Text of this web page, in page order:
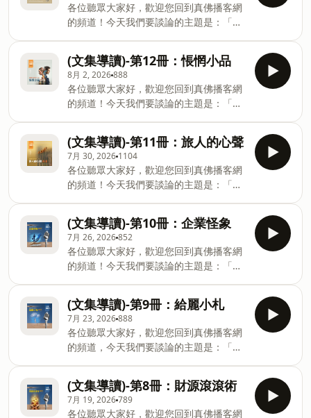
各位聽眾大家好，歡迎您回到真佛播客網
的頻道！今天我們要談論的主題是：「蓮
下》」這本書的導讀。在人際關係緊密卻
又疏離的現代，您是否渴望有一位能聽懂
靈魂語言的傾聽者？本書源自三百二十九
封真摯的通信，是一場關於夢想、孤獨與
生命本質的深刻對話。在本集節目中，我
們將與您分享：距離與交心的智慧：探討
人際關係中的「距離美學」，學會真誠交
流。接納生命的缺陷美：打破完美的迷
思，在痛苦與掙扎中體會真實的價值。孤
獨中的自我堅持：面對誤解與冷漠，如何
力量，看見真正的人生風景。關於本書更
多深入的介紹，連結請按此。若想深入了
解這本書完整內容，請上「真佛般若藏」
網站線上閱讀。(前往真佛般若藏)。
(文集導讀)-第12冊：悵惘小品
8月 2, 2026888
各位聽眾大家好，歡迎您回到真佛播客網
的頻道！今天我們要談論的主題是：「蓮
品》」這本書的導讀。在這個鼓吹正向思
考的喧囂世界裡，我們往往不知該如何安
放內心的失落與迷惘。本書是一份真誠的
靈魂手記，教導我們如何坦然面對生命的
缺憾，並將憂愁轉化為內心的智慧。在本
集節目中，我們將與您分享：坦率告白的
力量：不迴避痛苦，將負面情緒昇華為前
進的養分。尋找心中的廟：在紛亂的塵世
中，如何向內尋求靈性的歸屬與平靜。世
態人情的深刻洞察：學會遺忘過去、活在
將陪伴您，為您在喧囂中尋找一方心靈的
淨土。關於本書更多深入的介紹，連結請
按此。若想深入了解這本書完整內容，請
上「真佛般若藏」網站線上閱讀。(前往真
佛般若藏)。
(文集導讀)-第11冊：旅人的心聲
7月 30, 2026 1104
各位聽眾大家好，歡迎您回到真佛播客網
的頻道！今天我們要談論的主題是：「蓮
聲》」這本書的導讀。我們都是這顆地球
上的過客，隨著時光流轉，你是否曾在深
夜裡叩問自己：這短暫的一生究竟是為了
追逐什麼？本書以「旅人」的超然視角，
引領我們穿越世俗的迷霧，重新審視生命
的價值與意義。在本集節目中，我們將與
您分享：無礙哲學的通達智慧：學習通權
達變與「忘情」，破除心靈的罣礙。直視
人性的勇氣：剖析隱藏在物質追求背後的
虛無，找回精神的昇華。看破生死的超然
迷惘，或在名利得失中感到疲憊，這集節
目將像一位溫厚長者的提醒，讓您學會瀟
(文集導讀)-第10冊：企業怪象
7月 26, 2026852
各位聽眾大家好，歡迎您回到真佛播客網
的頻道！今天我們要談論的主題是：「蓮
相》」這本書的導讀。在這個人人渴望財
富、卻又常在金錢遊戲中迷失的時代，我
們該如何在追逐利益的同時，守住內心的
清明與底線？這本書並非枯燥的經濟學教
條，而是一面映照人性的鏡子，透過作者
銳利卻不失幽默的筆觸，帶我們看透商業
世界中的貪嗔癡與真實面貌。在本集節目
中，我們將與您分享：逆向思考的致富哲
學：打破常規，探討如何從常人忽視的
(文集導讀)-第9冊：給麗小札
7月 23, 2026888
各位聽眾大家好，歡迎您回到真佛播客網
的頻道，今天我們要談論的主題是：「蓮
書的導讀。這本書是作者寫給師母的深情
書信集，更是一位年輕行者在紅塵中追尋
真理的靈魂獨白。節目中，我們將透過佛
(文集導讀)-第8冊：財源滾滾術
7月 19, 2026789
各位聽眾大家好，歡迎您回到真佛播客網